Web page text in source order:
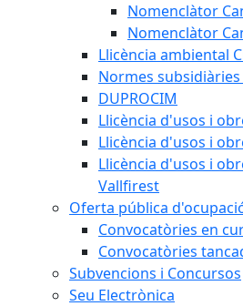
Nomenclàtor
Nomenclàtor
Llicència ambiental
Normes
DUPROCIM
Llicència d'usos i
Llicència d'usos i
Llicència d'usos i
Vallfirest
Oferta pública
Convocatòries en
Convocatòries
Subvencions i Concursos
Seu Electrònica